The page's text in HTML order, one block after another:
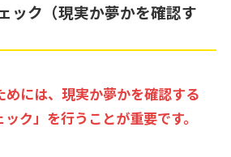
ック（現実か夢かを確認す
めには、現実か夢かを確認する
ック」を行うことが重要です。